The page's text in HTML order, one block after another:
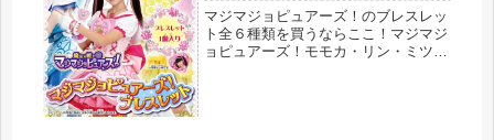
マジマジョピュアーズ！のブレスレッ
ト全６種類を買うならここ！マジマジ
ョピュアーズ！モモカ・リン・ミツキ